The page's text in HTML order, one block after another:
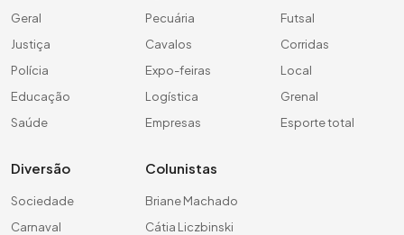
Geral
Justiça
Polícia
Educação
Saúde
Pecuária
Cavalos
Expo-feiras
Logística
Empresas
Futsal
Corridas
Local
Grenal
Esporte total
Diversão
Sociedade
Carnaval
Colunistas
Briane Machado
Cátia Liczbinski